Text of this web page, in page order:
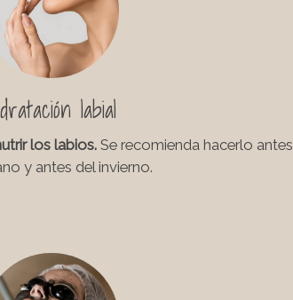
labial
los labios. Se recomienda hacerlo antes
y antes del invierno.